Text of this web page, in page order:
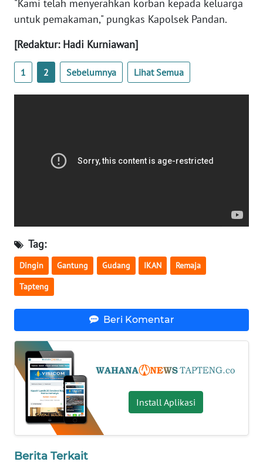
"Kami telah menyerahkan korban kepada keluarga
untuk pemakaman," pungkas Kapolsek Pandan.
[Redaktur: Hadi Kurniawan]
1 2 Sebelumnya Lihat Semua
Tag:
Dingin Gantung Gudang IKAN Remaja
Tapteng
Beri Komentar
Install Aplikasi
Berita Terkait
REDAKSI
KARIR
DISCLAIMER
WN
JABAR
WN
BANTEN
WN
NTT
WN
KEPRI
WN
PAPUA
WN